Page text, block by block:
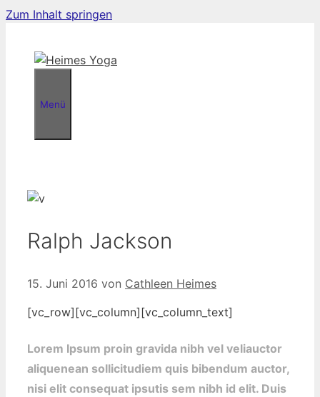
Zum Inhalt springen
Menü
Ralph Jackson
15. Juni 2016 von Cathleen Heimes
[vc_row][vc_column][vc_column_text]
Lorem Ipsum proin gravida nibh vel veliauctor
aliquenean sollicitudiem quis bibendum auctor,
nisi elit consequat ipsutis sem nibh id elit. Duis